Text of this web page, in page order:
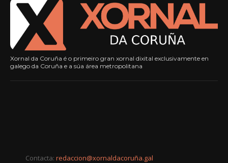
Xornal da Coruña é o primeiro gran xornal dixital exclusivamente en
galego da Coruña e a súa área metropolitana
Contacta: redaccion@xornaldacoruña.gal